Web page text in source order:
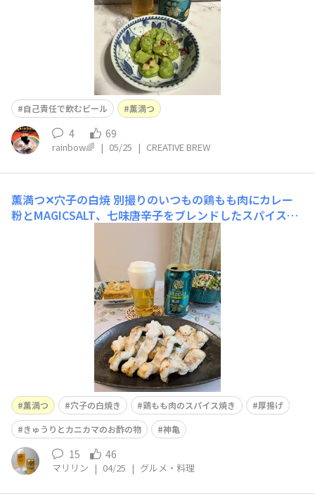
自己責任で飲むビール 薫満つ
4 69
rainbow🌈 | 05/25 | CREATIVE BREW
薫満つ✕穴子の白焼別撮りのいつもの鶏もも肉にカレー
粉とMAGICSALT、七味唐辛子をブレンドしたスパイス焼
き薫満つで乾杯🍻お夕飯を思いつかない日は何を見てもピ
ンとこないし何を作ればいいのかも分からなくなり無駄に
スーパーを周回します。。そんな困った日が昨日でしたで
すが、そんな困った日でも、お✨と言うことがたまにある
薫満つ 穴子の白焼き 鶏もも肉のスパイス焼き
厚揚げ
きゅうりとカニカマのお酢の物
神亀
15 46
マリリン | 04/25 | グルメ・料理